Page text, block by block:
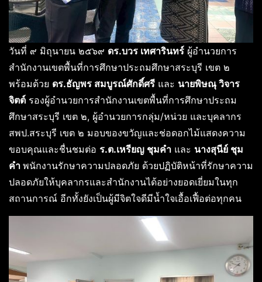
วันที่ ๙ มิถุนายน ๒๕๖๙ ดร.บวร เทศารินทร์ ผู้อำนวยการ
สำนักงานเขตพื้นที่การศึกษาประถมศึกษาสระบุรี เขต ๒
พร้อมด้วย ดร.ธัญพร สมบูรณ์ศักดิ์ศรี และ นายพิษณุ วิจาร
จิตต์ รองผู้อำนวยการสำนักงานเขตพื้นที่การศึกษาประถม
ศึกษาสระบุรี เขต ๒, ผู้อำนวยการกลุ่ม/หน่วย และบุคลากร
สพป.สระบุรี เขต ๒ มอบของขวัญและช่อดอกไม้แสดงความ
ขอบคุณและชื่นชมต่อ ร.ต.เหรียญ ชุมคำ และ นางสุนีย์ ชุม
คำ พนักงานรักษาความปลอดภัย ด้วยปฏิบัติหน้าที่รักษาความ
ปลอดภัยให้บุคลากรและสำนักงานได้อย่างยอดเยี่ยมในทุก
สถานการณ์ อีกทั้งยังเป็นผู้มีจิตใจดีมีน้ำใจเอื้อเฟื้อต่อทุกคน